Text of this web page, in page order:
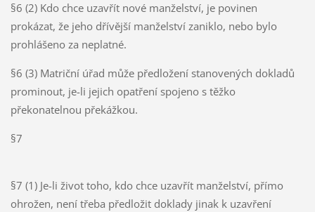
§6 (2) Kdo chce uzavřít nové manželství, je povinen
prokázat, že jeho dřívější manželství zaniklo, nebo bylo
prohlášeno za neplatné.
§6 (3) Matriční úřad může předložení stanovených dokladů
prominout, je-li jejich opatření spojeno s těžko
překonatelnou překážkou.
§7
§7 (1) Je-li život toho, kdo chce uzavřít manželství, přímo
ohrožen, není třeba předložit doklady jinak k uzavření